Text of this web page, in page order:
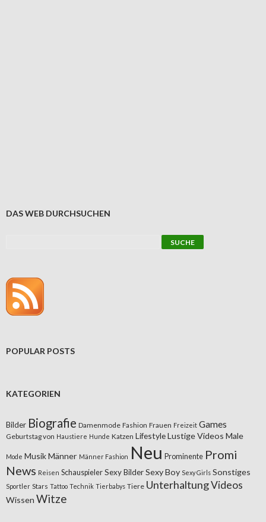
DAS WEB DURCHSUCHEN
POPULAR POSTS
KATEGORIEN
Bilder Biografie Damenmode Fashion Frauen Freizeit Games
Geburtstag von Haustiere Hunde Katzen LifestyleLustige Videos Male
Mode MusikMänner Männer Fashion Neu Prominente Promi
News Reisen Schauspieler Sexy BilderSexy Boy Sexy Girls Sonstiges
Sportler Stars Tattoo Technik Tierbabys Tiere UnterhaltungVideos
Wissen Witze